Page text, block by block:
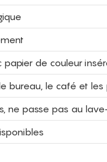
de couleur
bureau, le café et
ne passe pas au